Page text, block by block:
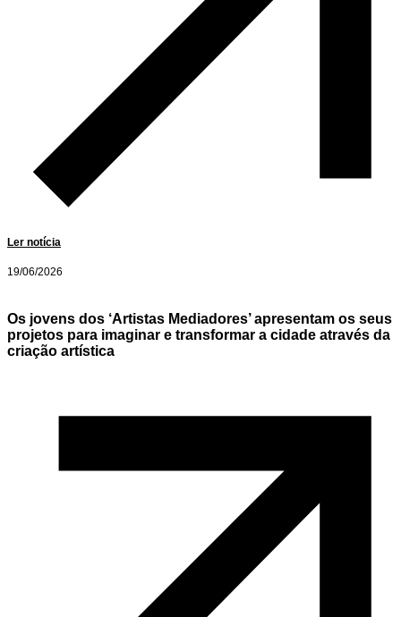
Ler notícia
19/06/2026
Os jovens dos ‘Artistas Mediadores’ apresentam os seus
projetos para imaginar e transformar a cidade através da
criação artística